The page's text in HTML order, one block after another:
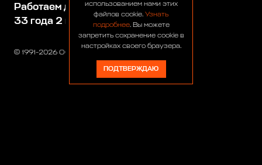
© 1991-2026 ООО «Сервис 4х4»
Работаем для вас:
33 года 2 месяца 26 дней
использованием нами этих
файлов cookie. Узнать
подробнее. Вы можете
запретить сохранение cookie в
настройках своего браузера.
ПОДТВЕРЖДАЮ